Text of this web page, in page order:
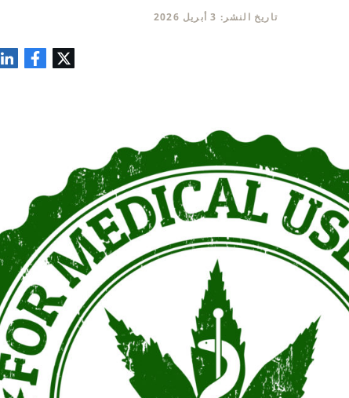
تاريخ النشر: 3 أبريل 2026
الإلكتروني
تعليق